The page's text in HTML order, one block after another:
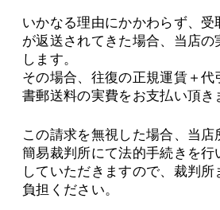
いかなる理由にかかわらず、受
が返送されてきた場合、当店の
します。
その場合、往復の正規運賃＋
書郵送料の実費をお支払い頂き
この請求を無視した場合、当店
簡易裁判所にて法的手続きを行
していただきますので、裁判
負担ください。